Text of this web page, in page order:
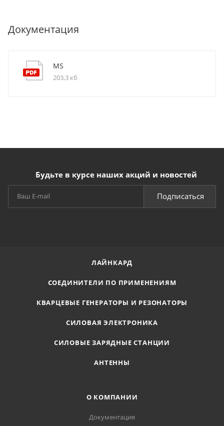
Документация
MS
203,3 кб
Будьте в курсе наших акций и новостей
Подписаться
ЛАЙНКАРД
СОЕДИНИТЕЛИ ПО ПРИМЕНЕНИЯМ
КВАРЦЕВЫЕ ГЕНЕРАТОРЫ И РЕЗОНАТОРЫ
СИЛОВАЯ ЭЛЕКТРОНИКА
СИЛОВЫЕ ЗАРЯДНЫЕ СТАНЦИИ
АНТЕННЫ
О КОМПАНИИ
Документация